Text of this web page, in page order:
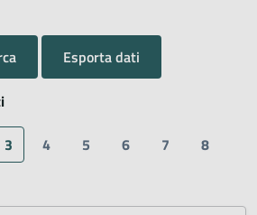
Esporta dati
3 4 5 6 7
8